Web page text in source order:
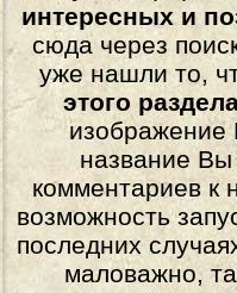
интересных и
сюда через
уже нашли то,
этого
изображение
название
комментариев к
возможность
последних
маловажно,